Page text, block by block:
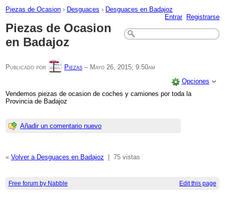
Piezas de Ocasion › Desguaces › Desguaces en Badajoz
Entrar
Registrarse
Piezas de Ocasion
en Badajoz
Publicado por Piezas– Mayo 26, 2015; 9:50am
Opciones
Vendemos piezas de ocasion de coches y camiones por toda la
Provincia de Badajoz
Añadir un comentario nuevo
« Volver a Desguaces en Badajoz 75 vistas
Free forum by Nabble Edit this page